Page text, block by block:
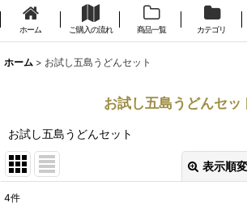
ホーム ご購入の流れ 商品一覧 カテゴリ
ホーム > お試し五島うどんセット
お試し五島うどんセッ
お試し五島うどんセット
表示順
4件